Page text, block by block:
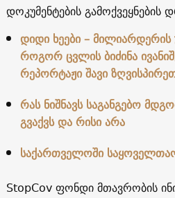
დოკუმენტების გამოქვეყნების
დიდი ხეები – მილიარდერის
როგორ ცვლის ბიძინა
რეპორტაჟი შავი
რას ნიშნავს საგანგებო
გვაქვს და რისი არა
საქართველოში
StopCov ფონდი მთავრობის